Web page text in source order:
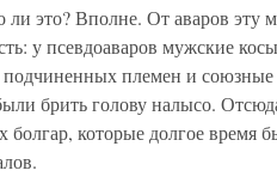
это? Вполне. От аваров эту
у псевдоаваров мужские
племен и союзные
брить голову налысо.
болгар, которые долгое время